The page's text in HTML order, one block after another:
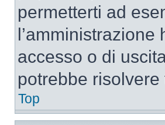
permetterti ad
accesso o di
potrebbe
Top